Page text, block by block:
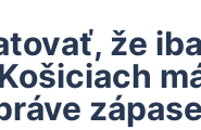
že